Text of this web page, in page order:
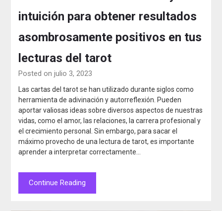
intuición para obtener resultados
asombrosamente positivos en tus
lecturas del tarot
Posted on julio 3, 2023
Las cartas del tarot se han utilizado durante siglos como
herramienta de adivinación y autorreflexión. Pueden
aportar valiosas ideas sobre diversos aspectos de nuestras
vidas, como el amor, las relaciones, la carrera profesional y
el crecimiento personal. Sin embargo, para sacar el
máximo provecho de una lectura de tarot, es importante
aprender a interpretar correctamente…
Continue Reading